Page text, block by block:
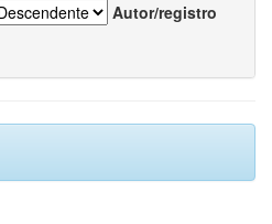
Autor/registro